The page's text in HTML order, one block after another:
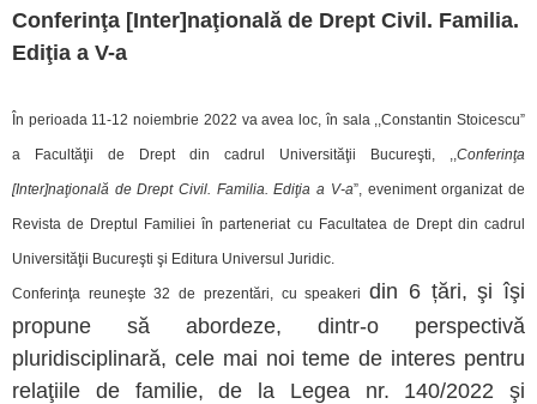
Conferinţa [Inter]naţională de Drept Civil. Familia.
Ediţia a V-a
În perioada 11-12 noiembrie 2022 va avea loc, în sala ,,Constantin Stoicescu”
a Facultăţii de Drept din cadrul Universităţii Bucureşti, ,,Conferinţa
[Inter]naţională de Drept Civil. Familia. Ediţia a V-a”, eveniment organizat de
Revista de Dreptul Familiei în parteneriat cu Facultatea de Drept din cadrul
Universităţii Bucureşti şi Editura Universul Juridic.
Conferinţa reuneşte 32 de prezentări, cuspeakeridin 6 țări, şi îşi
propune să abordeze, dintr-o perspectivă
pluridisciplinară, cele mai noi teme de interes pentru
relaţiile de familie, de la Legea nr. 140/2022 şi